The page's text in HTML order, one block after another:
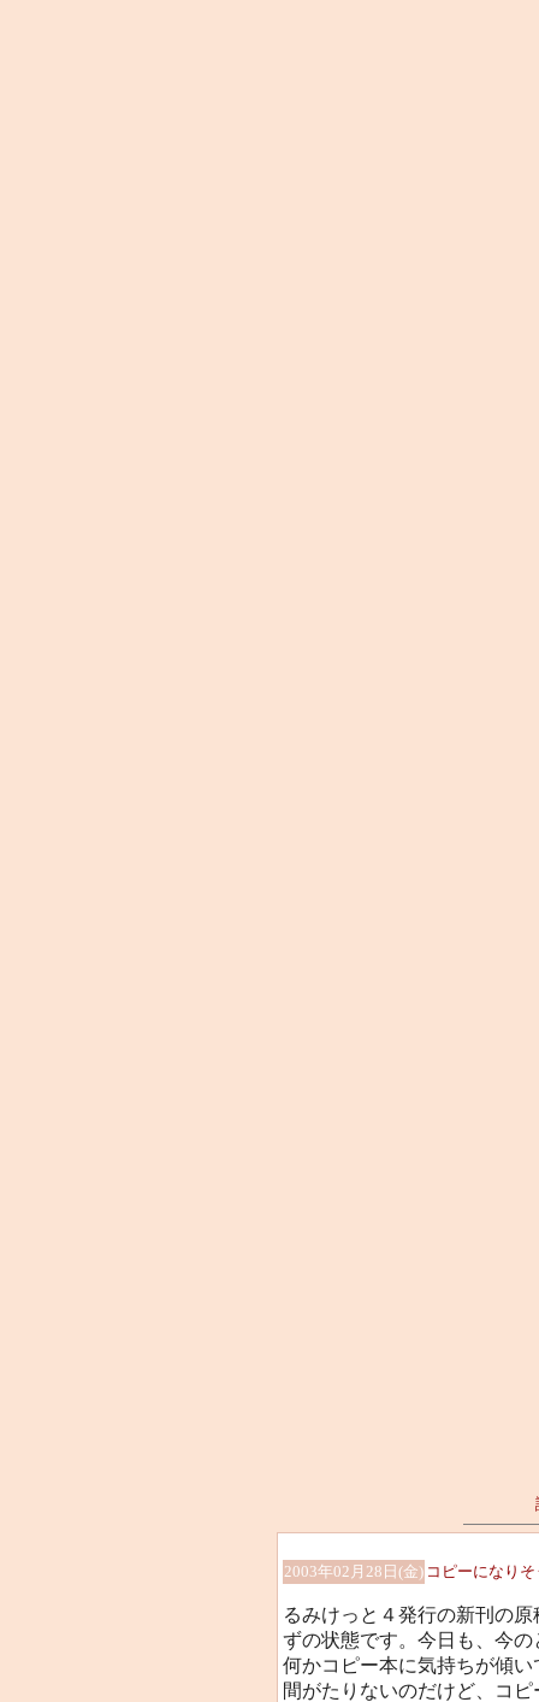
2003年02月28日(金) コピーになり
るみけっと４発行の新刊の
ずの状態です。今日も、今
何かコピー本に気持ちが傾
間がたりないのだけど、コ